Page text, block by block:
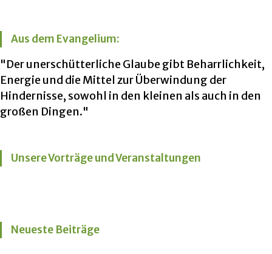
Aus dem Evangelium:
"Der unerschütterliche Glaube gibt Beharrlichkeit,
Energie und die Mittel zur Überwindung der
Hindernisse, sowohl in den kleinen als auch in den
großen Dingen."
Unsere Vorträge und Veranstaltungen
Neueste Beiträge